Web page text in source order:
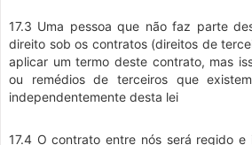
17.3 Uma pessoa que não faz parte
direito sob os contratos (direitos de
aplicar um termo deste contrato, mas
ou remédios de terceiros que
independentemente desta lei
17.4 O contrato entre nós será regido